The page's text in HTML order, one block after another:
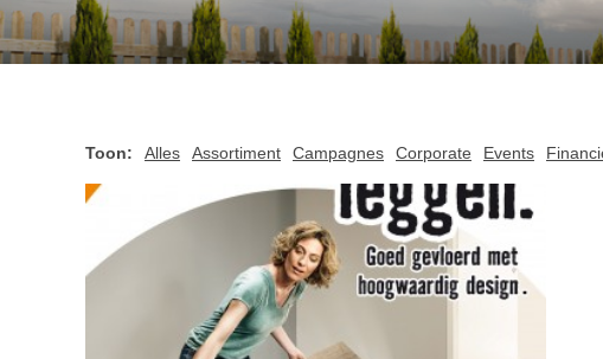
Toon: Alles Assortiment Campagnes Corporate Events